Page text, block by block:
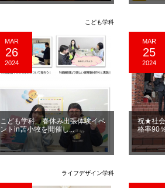
こども学科
MAR
26
2024
こども学科 春休み出張体験イベ
ントin苫小牧を開催し...
MAR
25
2024
祝★社会
格率90
ライフデザイン学科